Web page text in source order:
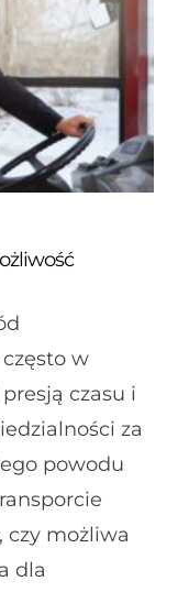
w
czasu i
za
powodu
czy możliwa
dla